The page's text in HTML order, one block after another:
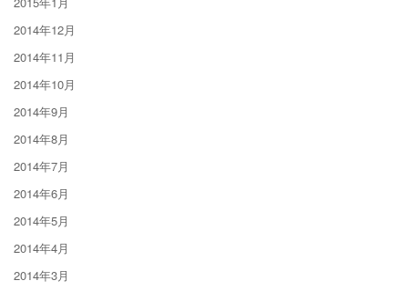
2014年12月
2014年11月
2014年10月
2014年9月
2014年8月
2014年7月
2014年6月
2014年5月
2014年4月
2014年3月